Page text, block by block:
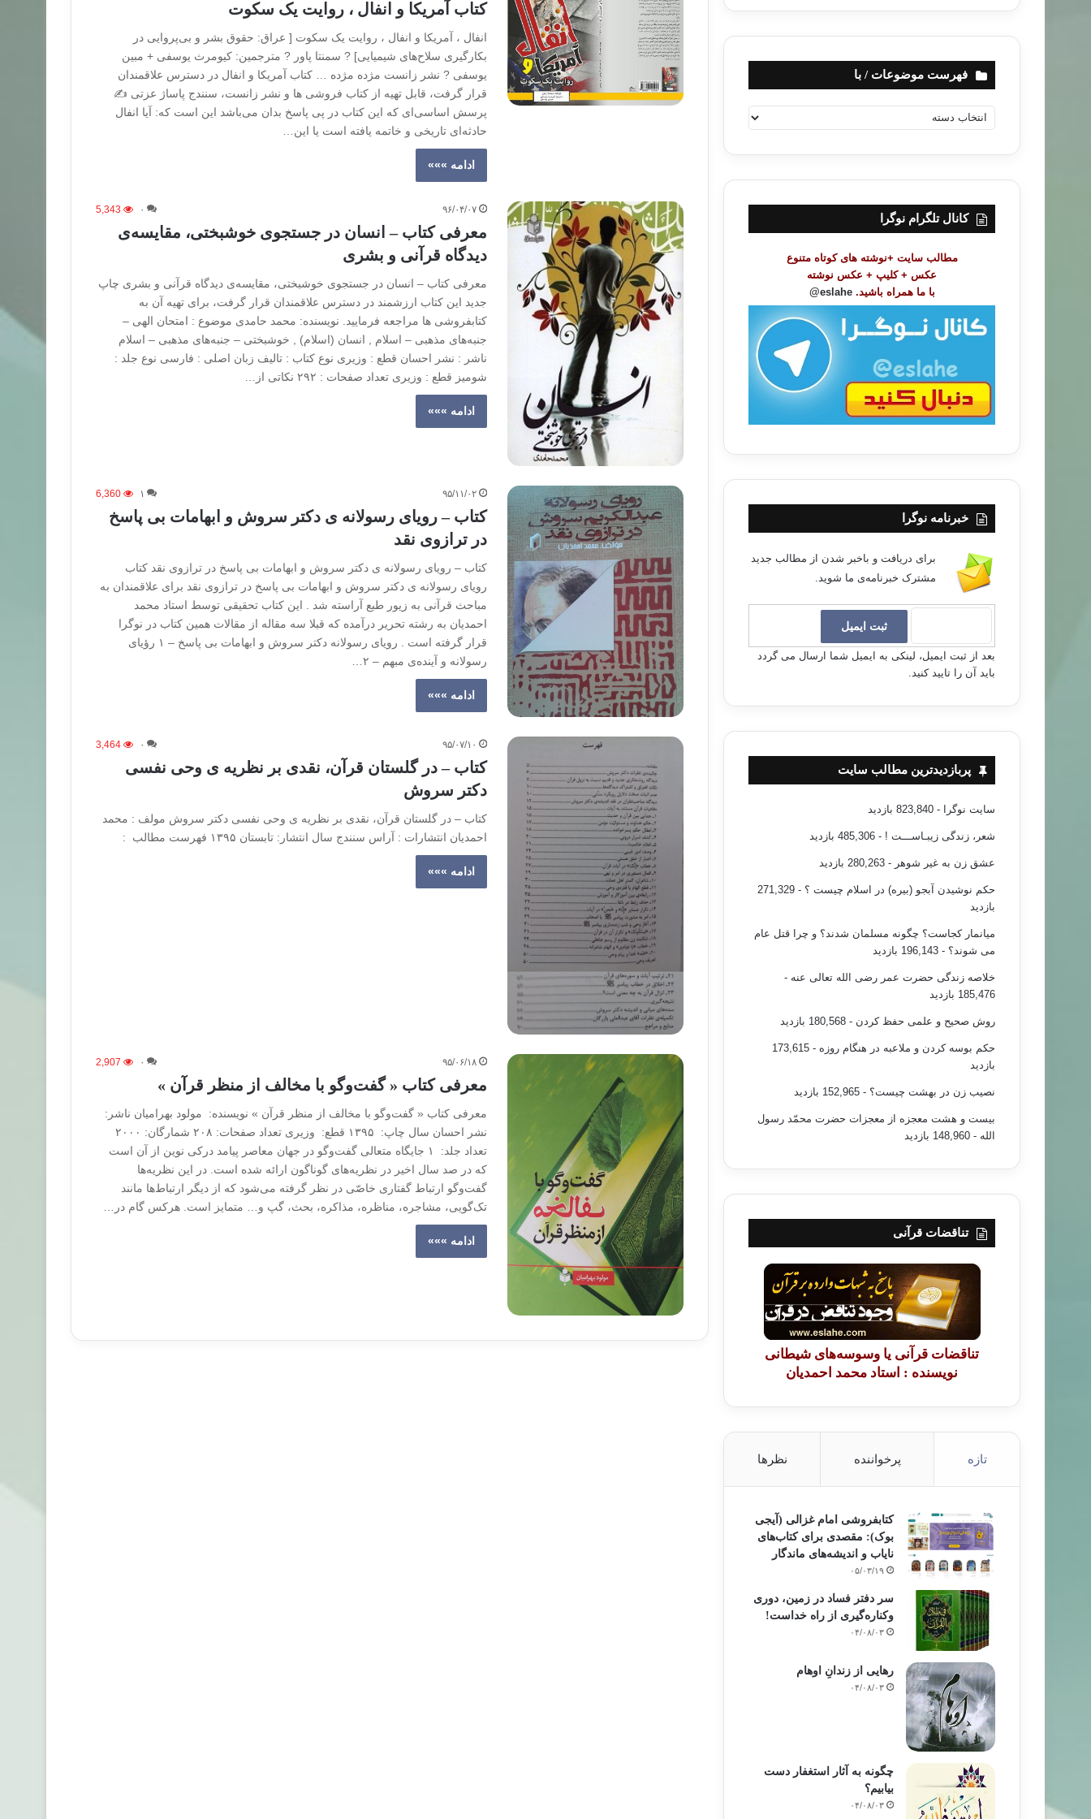
کتاب آمریکا و انفال ، روایت یک سکوت
انفال ، آمریکا و انفال ، روایت یک سکوت [ عراق: حقوق بشر و بی‌پروایی در
بکارگیری سلاح‌های شیمیایی] ? سمنتا پاور ? مترجمین: کیومرث یوسفی + مبین
یوسفی ? نشر زانست مژده مژده … کتاب آمریکا و انفال در دسترس علاقمندان
قرار گرفت، قابل تهیه از کتاب فروشی ها و نشر زانست، سنندج پاساژ عزتی ✍️
پرسش اساسی‌ای که این کتاب در پی پاسخ بدان می‌باشد این است که: آیا انفال
حادثه‌ای تاریخی و خاتمه یافته است یا این…
ادامه »»»
۹۶/۰۴/۰۷ ۰ 5,343
معرفی کتاب – انسان در جستجوی خوشبختی، مقایسه‌ی
دیدگاه قرآنی و بشری
معرفی کتاب – انسان در جستجوی خوشبختی، مقایسه‌ی دیدگاه قرآنی و بشری چاپ
جدید این کتاب ارزشمند در دسترس علاقمندان قرار گرفت، برای تهیه آن به
کتابفروشی ها مراجعه فرمایید. نویسنده: محمد حامدی موضوع : امتحان الهی –
جنبه‌های مذهبی – اسلام , انسان (اسلام) , خوشبختی – جنبه‌های مذهبی – اسلام
ناشر : نشر احسان قطع : وزیری نوع کتاب : تالیف زبان اصلی : فارسی نوع جلد :
شومیز قطع : وزیری تعداد صفحات : ۲۹۲ نکاتی از…
ادامه »»»
۹۵/۱۱/۰۲ ۱ 6,360
کتاب – رویای رسولانه ی دکتر سروش و ابهامات بی پاسخ
در ترازوی نقد
کتاب – رویای رسولانه ی دکتر سروش و ابهامات بی پاسخ در ترازوی نقد کتاب
رویای رسولانه ی دکتر سروش و ابهامات بی پاسخ در ترازوی نقد برای علاقمندان به
مباحث قرآنی به زیور طبع آراسته شد . این کتاب تحقیقی توسط استاد محمد
احمدیان به رشته تحریر درآمده که قبلا سه مقاله از مقالات همین کتاب در نوگرا
قرار گرفته است . رویای رسولانه دکتر سروش و ابهامات بی ­پاسخ – ۱ رؤیای
رسولانه و آینده‌ی مبهم – ۲…
ادامه »»»
۹۵/۰۷/۱۰ ۰ 3,464
کتاب – در گلستان قرآن، نقدی بر نظریه ی وحی نفسی
دکتر سروش
کتاب – در گلستان قرآن، نقدی بر نظریه ی وحی نفسی دکتر سروش مولف : محمد
احمدیان انتشارات : آراس سنندج سال انتشار: تابستان ۱۳۹۵ فهرست مطالب :
ادامه »»»
۹۵/۰۶/۱۸ ۰ 2,907
معرفی کتاب « گفت‌وگو با مخالف از منظر قرآن »
معرفی کتاب « گفت‌وگو با مخالف از منظر قرآن » نویسنده: مولود بهرامیان ناشر:
نشر احسان سال چاپ: ۱۳٩۵ قطع: وزیرى تعداد صفحات: ٢٠٨ شمارگان: ٢٠٠٠
تعداد جلد: ١ جایگاه متعالی گفت‌وگو در جهان معاصر پیامد درکی نوین از آن است
که در صد سال اخیر در نظریه‌های گوناگون ارائه شده است. در این نظریه‌ها
گفت‌وگو ارتباط گفتاری خاصّی در نظر گرفته می‌شود که از دیگر ارتباط‌ها مانند
تک‌گویی، مشاجره، مناظره، مذاکره، بحث، گپ و… متمایز است. هرکس گام در…
ادامه »»»
فهرست موضوعات / با
ه
ت
ض
کانال تلگرام نوگرا
مطالب سایت +نوشته های کوتاه متنوع
عکس + کلیپ + عکس نوشته
با ما همراه باشید. eslahe@
خبرنامه نوگرا
برای دریافت و باخبر شدن از مطالب جدید
مشترک خبرنامه‌ی ما شوید.
بعد از ثبت ایمیل، لینکی به ایمیل شما ارسال می گردد
باید آن را تایید کنید.
پربازدیدترین مطالب سایت
سایت نوگرا - 823,840 بازدید
شعر، زندگی زیبـاســـت ! - 485,306 بازدید
عشق زن به غیر شوهر - 280,263 بازدید
حکم نوشیدن آبجو (بیره) در اسلام چیست ؟
- 271,329
بازدید
میانمار کجاست؟ چگونه مسلمان شدند؟ و چرا قتل عام
می شوند؟ - 196,143 بازدید
خلاصه زندگی حضرت عمر رضی الله تعالی عنه -
185,476 بازدید
روش صحیح و علمی حفظ کردن - 180,568 بازدید
حکم بوسه کردن و ملاعبه در هنگام روزه
- 173,615
بازدید
نصیب زن در بهشت چیست؟ - 152,965 بازدید
بیست و هشت معجزه از معجزات حضرت محمّد رسول
الله - 148,960 بازدید
تناقضات قرآنی
تناقضات قرآنی یا وسوسه‌های شیطانی
نویسنده : استاد محمد احمدیان
تازه پرخواننده نظرها
کتابفروشی امام غزالی (آیجی
بوک): مقصدی برای کتاب‌های
نایاب و اندیشه‌های ماندگار
۰۵/۰۳/۱۹
سر دفتر فساد در زمین‌، دوری
وکناره‌گیری از راه خداست‌!
۰۴/۰۸/۰۳
رهایی از زندانِ اوهام
۰۴/۰۸/۰۳
چگونه به آثار استغفار دست
بیابیم؟
۰۴/۰۸/۰۳